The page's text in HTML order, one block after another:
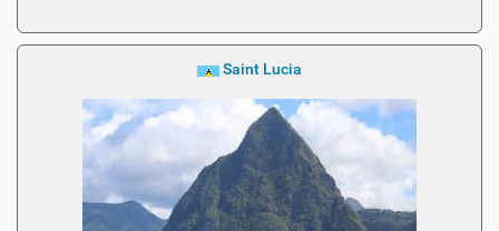
Saint Lucia